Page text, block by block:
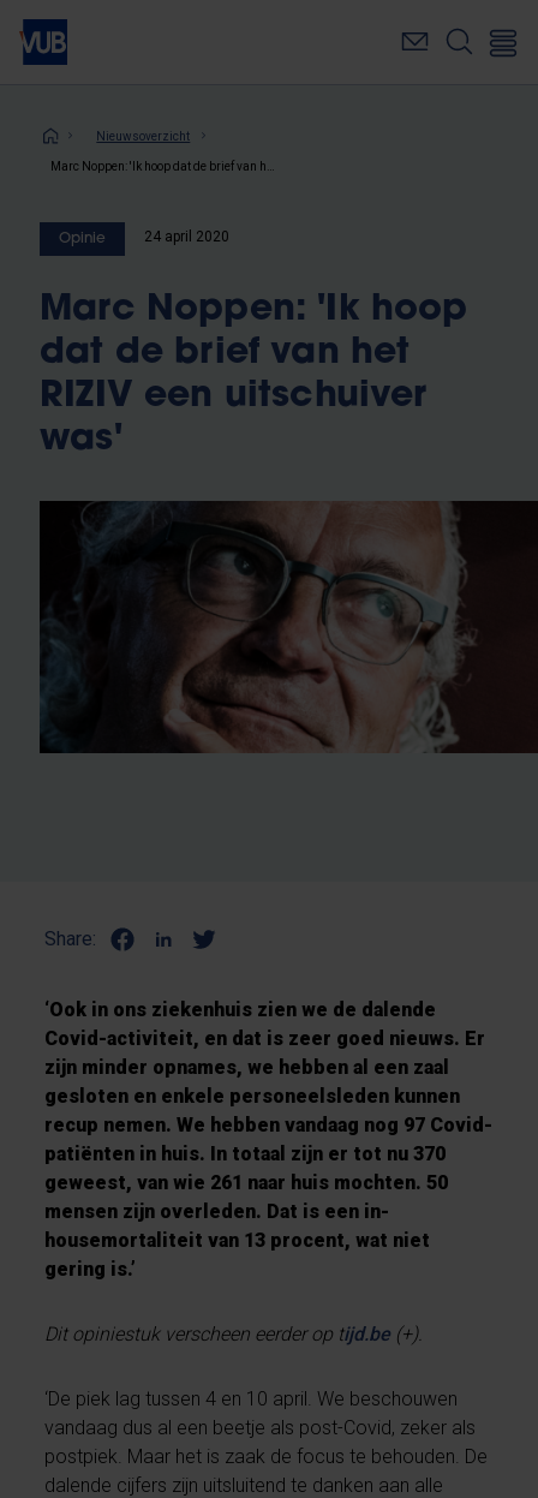
Overslaan
naar
inhoudKruimelpad
Nieuwsoverzicht
Opinie 24 april 2020
Marc Noppen: 'Ik hoop
dat de brief van het
RIZIV een uitschuiver
was'
Share:
‘Ook in ons ziekenhuis zien we de dalende
Covid-activiteit, en dat is zeer goed nieuws. Er
zijn minder opnames, we hebben al een zaal
gesloten en enkele personeelsleden kunnen
recup nemen. We hebben vandaag nog 97 Covid-
patiënten in huis. In totaal zijn er tot nu 370
geweest, van wie 261 naar huis mochten. 50
mensen zijn overleden. Dat is een in-
housemortaliteit van 13 procent, wat niet
gering is.’
Dit opiniestuk verscheen eerder op tijd.be (+).
‘De piek lag tussen 4 en 10 april. We beschouwen
vandaag dus al een beetje als post-Covid, zeker als
postpiek. Maar het is zaak de focus te behouden. De
dalende cijfers zijn uitsluitend te danken aan alle